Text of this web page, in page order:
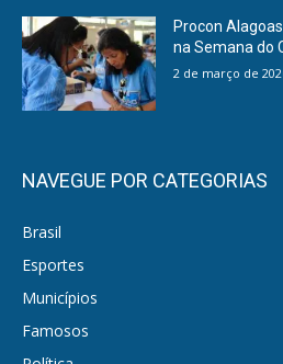
Procon
na Semana do
2 de março de
NAVEGUE POR CATEGORIAS
Brasil
Esportes
Municípios
Famosos